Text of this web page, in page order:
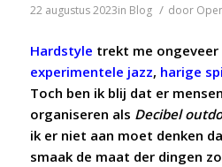
22 augustus 2023in Blog / door
Hardstyle trekt me ongeveer
experimentele jazz, harige
Toch ben ik blij dat er
organiseren als Decibel
ik er niet aan moet denken
smaak de maat der dingen